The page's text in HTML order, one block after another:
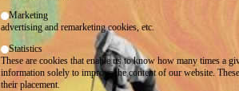
Marketing
advertising and remarketing cookies, etc.
Statistics
These are cookies that enable us to know how many times a
information solely to improve the content of our website.
their placement.